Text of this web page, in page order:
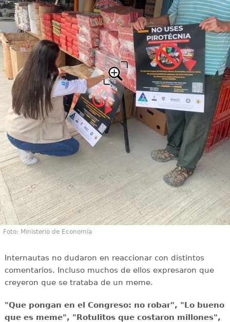
Foto: Ministerio de Economía
Internautas no dudaron en reaccionar con distintos
comentarios. Incluso muchos de ellos expresaron que
creyeron que se trataba de un meme.
"Que pongan en el Congreso: no robar", "Lo bueno
que es meme", "Rotulitos que costaron millones",